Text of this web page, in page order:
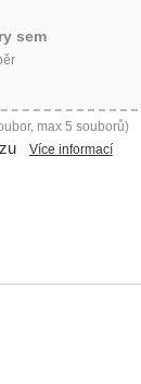
sem
max 5 souborů)
Více informací